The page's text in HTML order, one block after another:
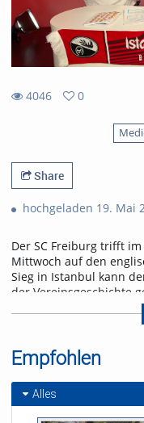
4046
0
Share
hochgeladen 19. Mai
Der SC Freiburg trifft
Mittwoch auf den
Sieg in Istanbul kann
der Vereinsgeschichte
Spiel blickt und was
ihr in der neuen Folge
Referent/in:
Andreas Nagel
Empfohlen
Alles